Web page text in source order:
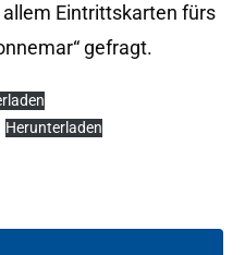
Eintrittskarten fürs
gefragt.
Herunterladen